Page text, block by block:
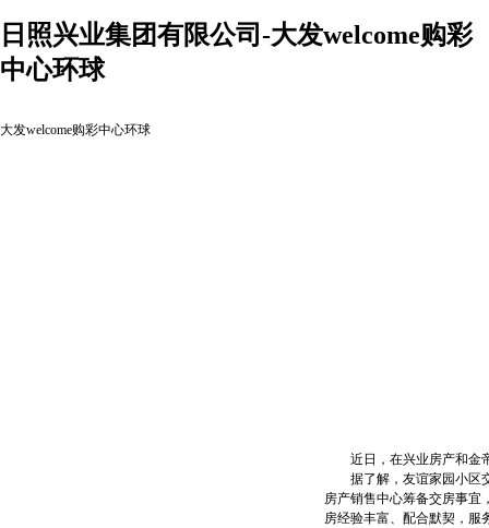
日照兴业集团有限公司-大发welcome购彩
中心环球
大发welcome购彩中心环球
近日，在兴业房产和金帝
据了解，友谊家园小区交
房产销售中心筹备交房事宜
房经验丰富、配合默契，服